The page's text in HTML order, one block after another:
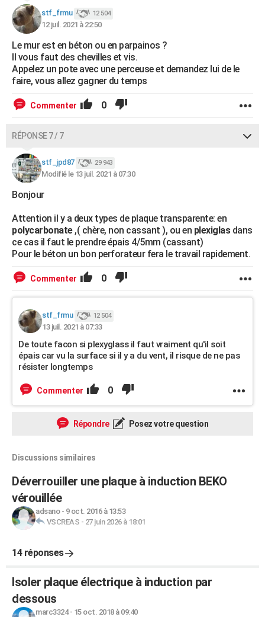
stf_frmu 12 504
12 juil. 2021 à 22:50
Le mur est en béton ou en parpainos ?
Il vous faut des chevilles et vis.
Appelez un pote avec une perceuse et demandez lui de le
faire, vous allez gagner du temps
Commenter 0
RÉPONSE 7 / 7
stf_jpd87 29 943
Modifié le 13 juil. 2021 à 07:30
Bonjour
Attention il y a deux types de plaque transparente: en
polycarbonate,( chère, non cassant ), ou en plexiglasdans
ce cas il faut le prendre épais 4/5mm (cassant)
Pour le béton un bon perforateur fera le travail rapidement.
Commenter 0
stf_frmu 12 504
13 juil. 2021 à 07:33
De toute facon si plexyglass il faut vraiment qu'il soit
épais car vu la surface si il y a du vent, il risque de ne pas
résister longtemps
Commenter 0
Répondre Posez votre question
Discussions similaires
Déverrouiller une plaque à induction BEKO
vérouillée
adsano- 9 oct. 2016 à 13:53
VSCREAS - 27 juin 2026 à 18:01
14 réponses
Isoler plaque électrique à induction par
dessous
marc3324- 15 oct. 2018 à 09:40